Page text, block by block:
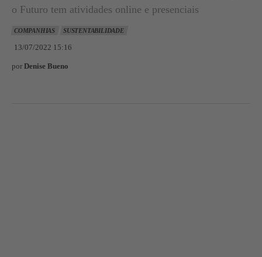
o Futuro tem atividades online e presenciais
COMPANHIAS SUSTENTABILIDADE
13/07/2022 15:16
por Denise Bueno